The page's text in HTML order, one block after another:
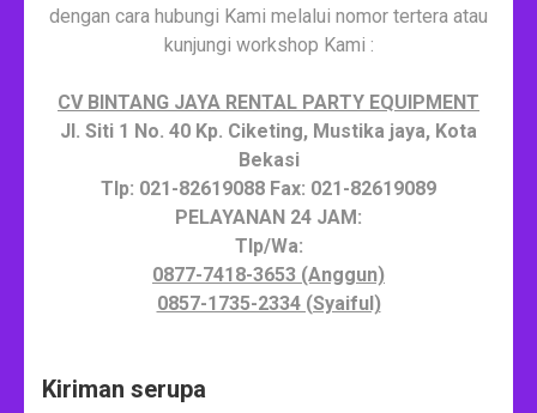
dengan cara hubungi Kami melalui nomor tertera atau
kunjungi workshop Kami :
CV BINTANG JAYA RENTAL PARTY EQUIPMENT
Jl. Siti 1 No. 40 Kp. Ciketing, Mustika jaya, Kota
Bekasi
Tlp: 021-82619088 Fax: 021-82619089
PELAYANAN 24 JAM:
Tlp/Wa:
0877-7418-3653 (Anggun)
0857-1735-2334 (Syaiful)
Kiriman serupa